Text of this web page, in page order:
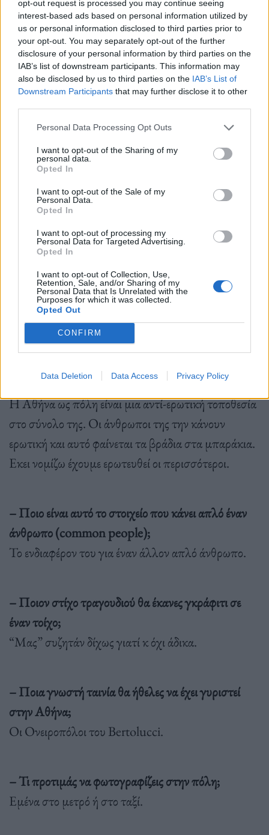
opt-out request is processed you may continue seeing
interest-based ads based on personal information utilized by
us or personal information disclosed to third parties prior to
your opt-out. You may separately opt-out of the further
disclosure of your personal information by third parties on the
IAB’s list of downstream participants. This information may
also be disclosed by us to third parties on the IAB’s List of
Downstream Participants that may further disclose it to other
Personal Data Processing Opt Outs
I want to opt-out of the Sharing of my
personal data.
Opted In
I want to opt-out of the Sale of my
Personal Data.
Opted In
I want to opt-out of processing my
Personal Data for Targeted Advertising.
Opted In
I want to opt-out of Collection, Use,
Retention, Sale, and/or Sharing of my
Personal Data that Is Unrelated with the
Purposes for which it was collected.
Opted Out
CONFIRM
Data Deletion Data Access Privacy Policy
Μόνο μη ρωτήσετε κανέναν αν τα καταφέρνει, και
πρωτίστως εμένα σας παρακαλώ…
– Ο αγαπημένος σου αστικός μύθος για την Αθήνα;
Δεν ξέρω κανέναν αστικό μύθο.
Φωτ.: Γιάννης Παπαϊωάννου / Olafaq
έρωτας κεραυνοβόλα;
Η Αθήνα ως πόλη είναι μια αντί-ερωτική τοποθεσία
στο σύνολο της. Οι άνθρωποι της την κάνουν
ερωτική και αυτό φαίνεται τα βράδια στα μπαράκια.
Εκει νομίζω έχουμε ερωτευθεί οι περισσότεροι.
– Ποιο είναι αυτό το στοιχείο που κάνει απλό έναν
άνθρωπο (common people);
Το ενδιαφέρον του για έναν άλλον απλό άνθρωπο.
– Ποιον στίχο τραγουδιού θα έκανες γκράφιτι σε
έναν τοίχο;
“Μας” συζητάν δίχως γιατί κ όχι άδικα.
– Ποια γνωστή ταινία θα ήθελες να έχει γυριστεί
στην Αθήνα;
Οι Oνειροπόλοι του Bertolucci.
– Τι προτιμάς να φωτογραφίζεις στην πόλη;
Εμένα στο μετρό ή στο ταξί.